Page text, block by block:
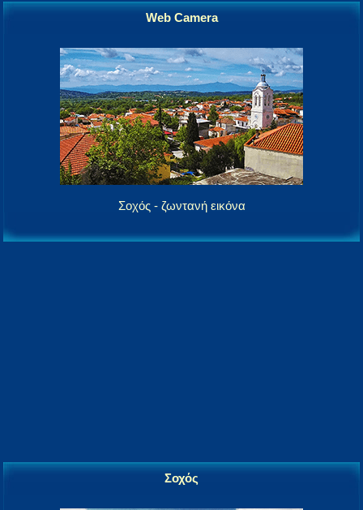
Web Camera
Σοχός - ζωντανή εικόνα
Σοχός